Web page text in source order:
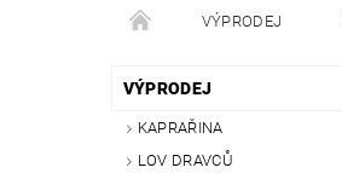
VÝPRODEJ
KONTAKTY
VÝPRODEJ
KAPRAŘINA
LOV DRAVCŮ